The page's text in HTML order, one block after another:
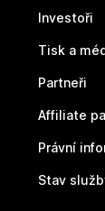
Investoři
Tisk a
Partneři
Affiliate
Právní
Stav